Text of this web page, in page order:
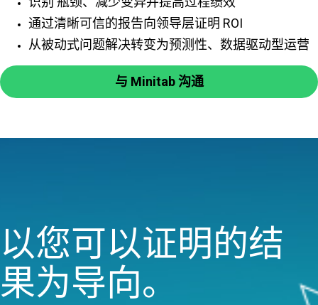
通过清晰可信的报告向领导层证明 ROI
从被动式问题解决转变为预测性、数据驱动型运营
与 Minitab 沟通
以您可以证明的结
果为导向。